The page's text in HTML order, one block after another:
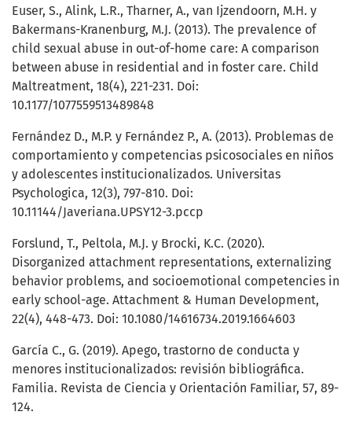
Euser, S., Alink, L.R., Tharner, A., van Ijzendoorn, M.H. y
Bakermans-Kranenburg, M.J. (2013). The prevalence of
child sexual abuse in out-of-home care: A comparison
between abuse in residential and in foster care. Child
Maltreatment, 18(4), 221-231. Doi:
10.1177/1077559513489848
Fernández D., M.P. y Fernández P., A. (2013). Problemas de
comportamiento y competencias psicosociales en niños
y adolescentes institucionalizados. Universitas
Psychologica, 12(3), 797-810. Doi:
10.11144/Javeriana.UPSY12-3.pccp
Forslund, T., Peltola, M.J. y Brocki, K.C. (2020).
Disorganized attachment representations, externalizing
behavior problems, and socioemotional competencies in
early school-age. Attachment & Human Development,
22(4), 448-473. Doi: 10.1080/14616734.2019.1664603
García C., G. (2019). Apego, trastorno de conducta y
menores institucionalizados: revisión bibliográfica.
Familia. Revista de Ciencia y Orientación Familiar, 57, 89-
124.